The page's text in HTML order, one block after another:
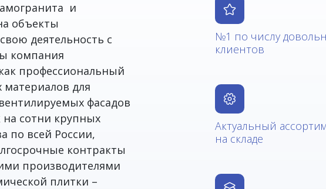
и
объекты
деятельность с
компания
профессиональный
для
фасадов
сотни крупных
по всей России,
контракты
производителями
плитки –
№1 по числу
клиентов
Актуальный
на складе